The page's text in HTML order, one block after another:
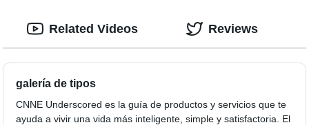
galería de tipos
CNNE Underscored es la guía de productos y servicios que te
ayuda a vivir una vida más inteligente, simple y satisfactoria. El
Related Videos Reviews